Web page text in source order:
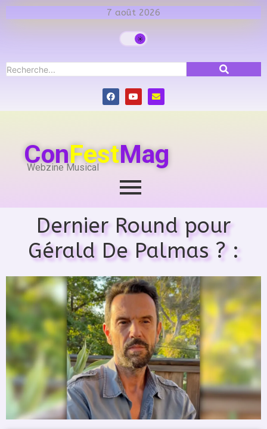
7 août 2026
ConFestMag
Webzine Musical
Dernier Round pour
Gérald De Palmas ? :